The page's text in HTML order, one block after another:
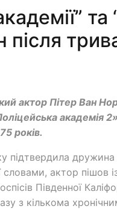
та
після
актор Пітер Ван
академія
років.
підтвердила
словами, актор пішов
Південної
з кількома